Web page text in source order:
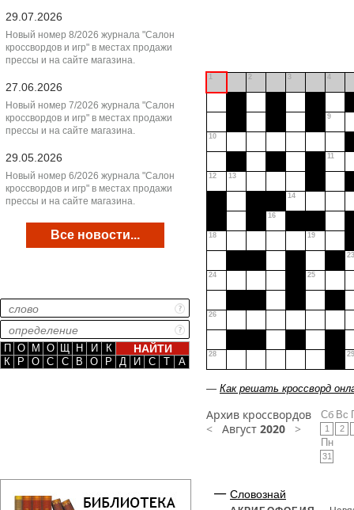
29.07.2026
Новый номер 8/2026 журнала "Салон
кроссвордов и игр" в местах продажи
прессы и на сайте магазина.
27.06.2026
Новый номер 7/2026 журнала "Салон
кроссвордов и игр" в местах продажи
прессы и на сайте магазина.
29.05.2026
Новый номер 6/2026 журнала "Салон
кроссвордов и игр" в местах продажи
прессы и на сайте магазина.
Все новости...
П О М О Щ Н И
К
К
Р О С С В О Р Д И С Т А
1 2 3 4
9
10
11
12 13
14
16
18 19
23
24 25
26
28 29
— Как решать кроссворд
Архив кроссвордов
< Август 2020 >
Сб
1
Вс
2
Пн
31
Словознай